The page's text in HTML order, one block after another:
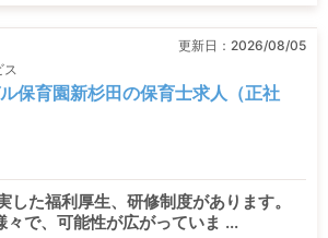
更新日： 2026/08/05
ス
保育園新杉田の保育士求人（正社
した福利厚生、研修制度があります。
々で、可能性が広がっていま ...